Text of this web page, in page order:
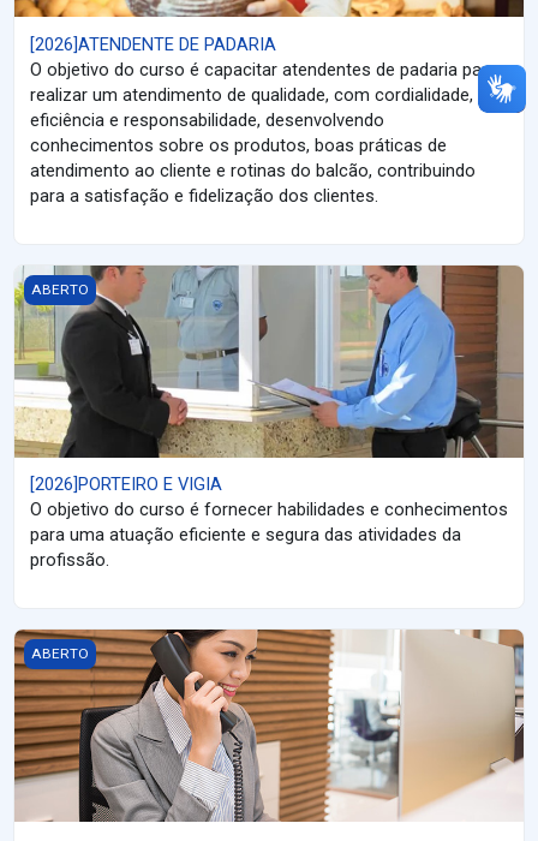
[2026]ATENDENTE DE PADARIA
O objetivo do curso é capacitar atendentes de padaria para
realizar um atendimento de qualidade, com cordialidade,
eficiência e responsabilidade, desenvolvendo
conhecimentos sobre os produtos, boas práticas de
atendimento ao cliente e rotinas do balcão, contribuindo
para a satisfação e fidelização dos clientes.
[2026]PORTEIRO E VIGIA
ABERTO
[2026]PORTEIRO E VIGIA
O objetivo do curso é fornecer habilidades e conhecimentos
para uma atuação eficiente e segura das atividades da
profissão.
[2026]RECEPCIONISTA
ABERTO